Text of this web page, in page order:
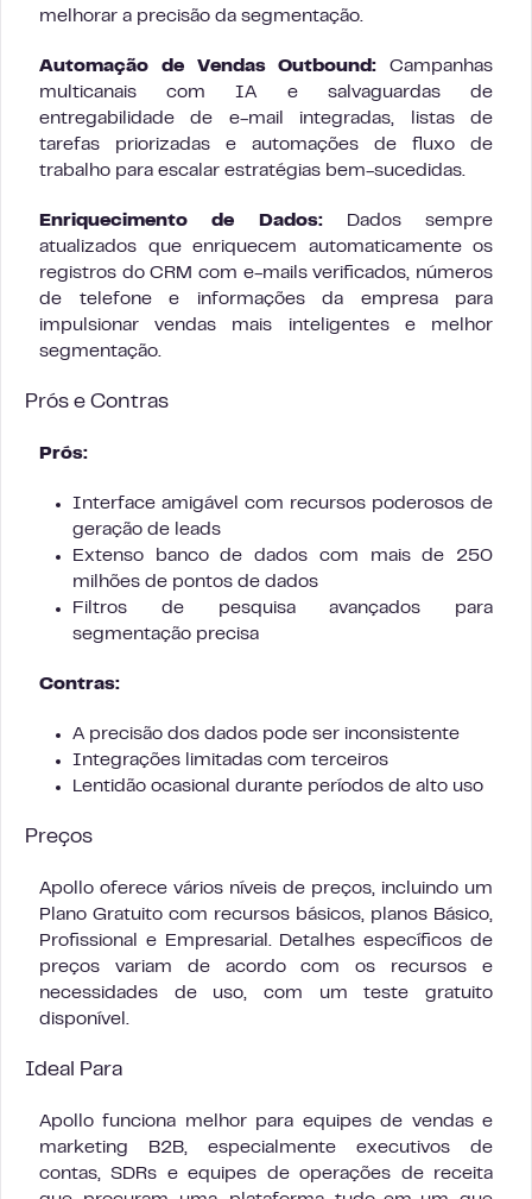
melhorar a precisão da segmentação.
Automação de Vendas Outbound: Campanhas
multicanais com IA e salvaguardas de
entregabilidade de e-mail integradas, listas de
tarefas priorizadas e automações de fluxo de
trabalho para escalar estratégias bem-sucedidas.
Enriquecimento de Dados:Dados sempre
atualizados que enriquecem automaticamente os
registros do CRM com e-mails verificados, números
de telefone e informações da empresa para
impulsionar vendas mais inteligentes e melhor
segmentação.
Prós e Contras
Prós:
Interface amigável com recursos poderosos de
geração de leads
Extenso banco de dados com mais de 250
milhões de pontos de dados
Filtros de pesquisa avançados para
segmentação precisa
Contras:
A precisão dos dados pode ser inconsistente
Integrações limitadas com terceiros
Lentidão ocasional durante períodos de alto uso
Preços
Apollo oferece vários níveis de preços, incluindo um
Plano Gratuito com recursos básicos, planos Básico,
Profissional e Empresarial. Detalhes específicos de
preços variam de acordo com os recursos e
necessidades de uso, com um teste gratuito
disponível.
Ideal Para
Apollo funciona melhor para equipes de vendas e
marketing B2B, especialmente executivos de
contas, SDRs e equipes de operações de receita